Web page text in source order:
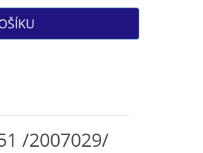
/2007029/